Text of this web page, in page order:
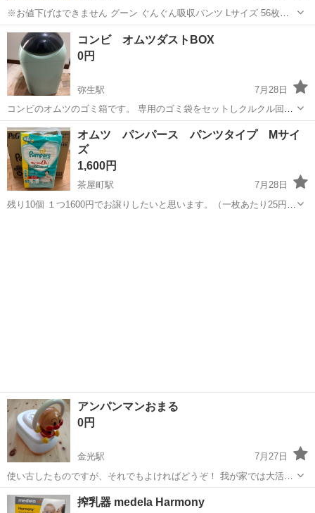
※お値下げはできません グーン ぐんぐん吸収パンツ Lサイズ 56枚入
り トイ・ストーリー限定デザイン サイズ等お間違えないようご注意く
ださい もしかしたら使用するかもしれないので 突然削除する可能性が
ございますm(_...
岡山 倉敷市 球場前駅 ベビー用品
コンビ オムツダストBOX
0円
弥生駅
7月28日
コンビのオムツのゴミ箱です。 専用のゴミ袋をセットしクルクル回し
て 捨てるタイプです。 専用ゴミ袋は購入してください。 そろそろ処
分します。 いる方はご連絡ください。
岡山 倉敷市 弥生駅 ベビー用品 オムツ
オムツ パンパース パンツタイプ Mサイ
ズ
1,600円
茶屋町駅
7月28日
残り10個 １つ1600円でお譲りしたいと思います。（一枚あたり25円で
アンパンマンおまる
0円
金光駅
7月27日
使い古したものですが、それでもよければどうぞ！ 我が家では大活躍
でした(⁠^⁠^⁠) ・ボタンはかなり強く押さないと鳴らないです。 ・簡単に
拭く程度の現状お渡しです。
岡山 浅口市 金光駅
搾乳器 medela Harmony